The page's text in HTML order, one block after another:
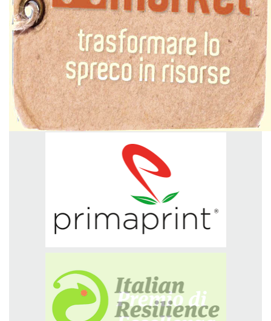
GREEN TECH
GLOCAL
ECO-EVENTI
ECOINCENTRIAMOCI